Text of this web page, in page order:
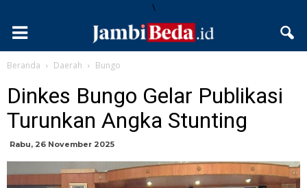
\
Beranda Daerah Bungo
Dinkes Bungo Gelar Publikasi
Turunkan Angka Stunting
Rabu, 26 November 2025